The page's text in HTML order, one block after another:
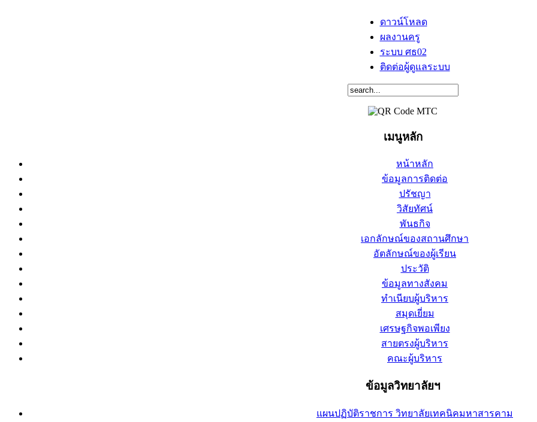
ดาวน์โหลด
ผลงานครู
ระบบ ศธ02
ติดต่อผู้ดูแลระบบ
เมนูหลัก
หน้าหลัก
ข้อมูลการติดต่อ
ปรัชญา
วิสัยทัศน์
พันธกิจ
เอกลักษณ์ของสถานศึกษา
อัตลักษณ์ของผู้เรียน
ประวัติ
ข้อมูลทางสังคม
ทำเนียบผู้บริหาร
สมุดเยี่ยม
เศรษฐกิจพอเพียง
สายตรงผู้บริหาร
คณะผู้บริหาร
ข้อมูลวิทยาลัยฯ
แผนปฏิบัติราชการ วิทยาลัยเทคนิคมหาสารคาม